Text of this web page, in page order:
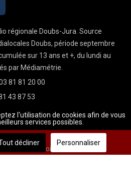
régionale Doubs-Jura. Source
Doubs, période septembre
sur 13 ans et +, du lundi au
par Médiamétrie.
81 81 20 00
43 87 53
Air - Tous droits réservés
l'utilisation de cookies afin de vous
services possibles.
décliner Personnaliser